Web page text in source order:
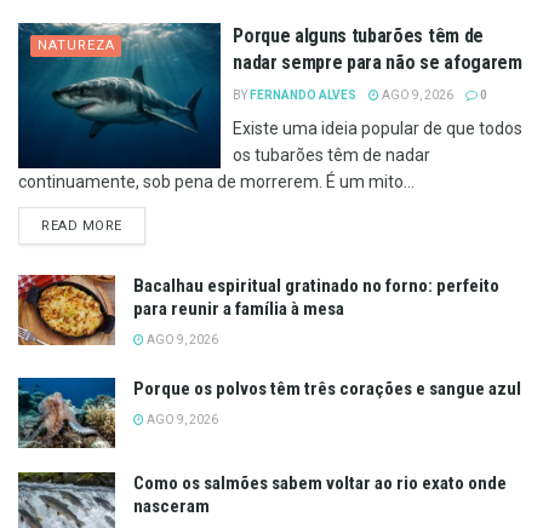
NATUREZA
Porque alguns tubarões têm de
nadar sempre para não se afogarem
BY FERNANDO ALVES AGO 9, 2026 0
Existe uma ideia popular de que todos
os tubarões têm de nadar
continuamente, sob pena de morrerem. É um mito...
READ MOREDETAILS
Bacalhau espiritual gratinado no forno: perfeito
para reunir a família à mesa
AGO 9, 2026
Porque os polvos têm três corações e sangue azul
AGO 9, 2026
Como os salmões sabem voltar ao rio exato onde
nasceram